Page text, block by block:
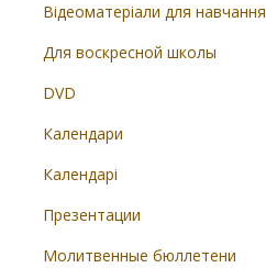
Відеоматеріали для навчання
Для воскресной школы
DVD
Календари
Календарі
Презентации
Молитвенные бюллетени